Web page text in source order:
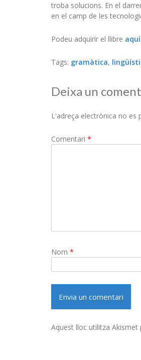
troba solucions. En el
en el camp de les
Podeu adquirir el llibre aquí
Tags: gramàtica,
Deixa un
L'adreça electrònica no es
Comentari *
Nom *
Aquest lloc utilitza